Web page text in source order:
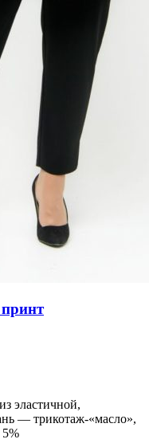
эластичной,
— трикотаж-«масло»,
5%